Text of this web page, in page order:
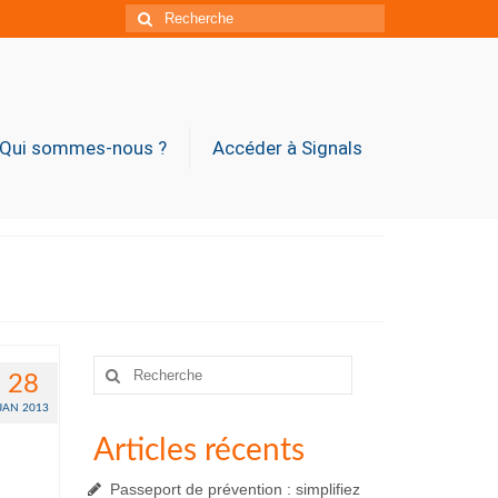
Rechercher
:
sommes-nous ? Accéder à Signals
28
2013
Rechercher
Articles récents
Passeport de prévention : simplifiez